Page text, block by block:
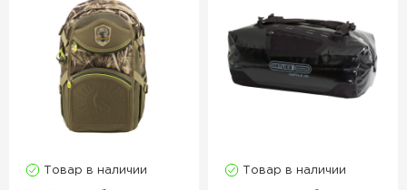
Товар в наличии Товар в наличии